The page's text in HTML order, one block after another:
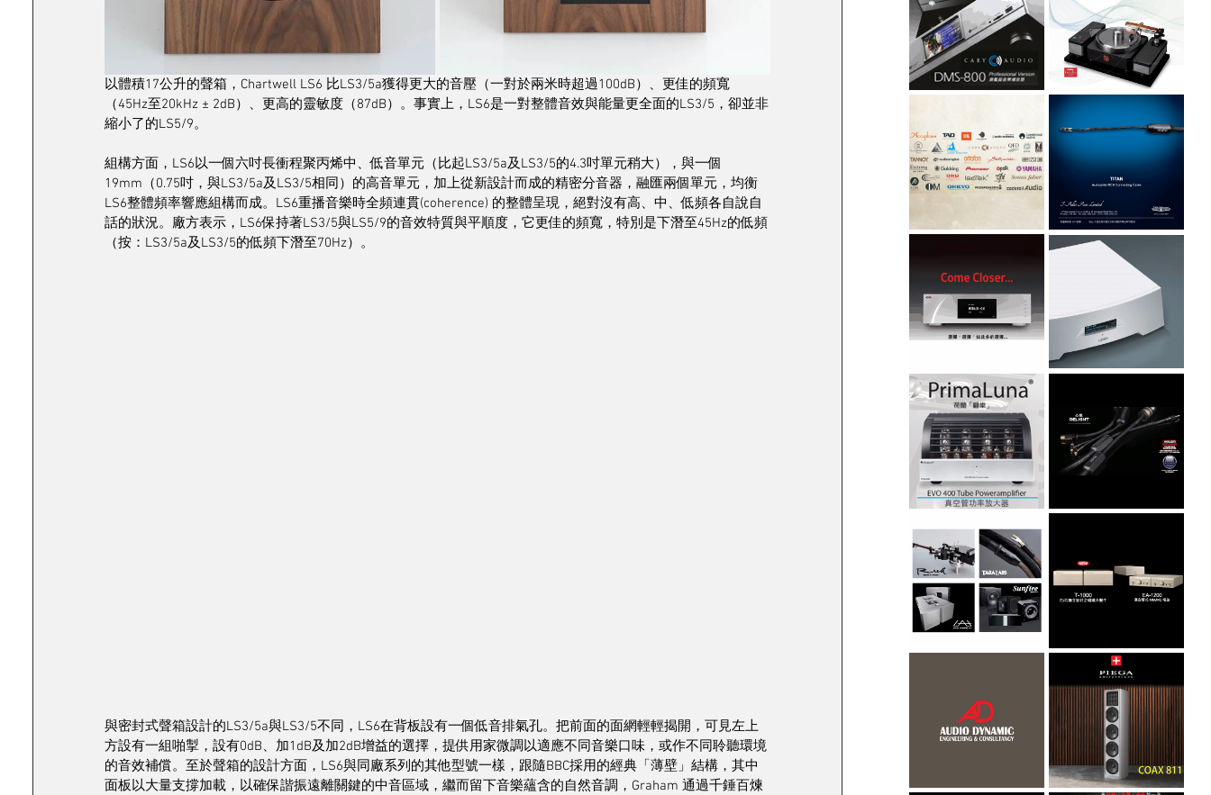
以體積17公升的聲箱，Chartwell LS6 比LS3/5a獲得更大的音壓（一對於兩米時超過100dB）、更佳的頻寬
（45Hz至20kHz ± 2dB）、更高的靈敏度（87dB）。事實上，LS6是一對整體音效與能量更全面的LS3/5，卻並非
縮小了的LS5/9。
組構方面，LS6以一個六吋長衝程聚丙烯中、低音單元（比起LS3/5a及LS3/5的4.3吋單元稍大），與一個
19mm（0.75吋，與LS3/5a及LS3/5相同）的高音單元，加上從新設計而成的精密分音器，融匯兩個單元，均衡
LS6整體頻率響應組構而成。LS6重播音樂時全頻連貫(coherence) 的整體呈現，絕對沒有高、中、低頻各自說自
話的狀況。廠方表示，LS6保持著LS3/5與LS5/9的音效特質與平順度，它更佳的頻寬，特別是下潛至45Hz的低頻
（按：LS3/5a及LS3/5的低頻下潛至70Hz）。
與密封式聲箱設計的LS3/5a與LS3/5不同，LS6在背板設有一個低音排氣孔。把前面的面網輕輕揭開，可見左上
方設有一組啪掣，設有0dB、加1dB及加2dB增益的選擇，提供用家微調以適應不同音樂口味，或作不同聆聽環境
的音效補償。至於聲箱的設計方面，LS6與同廠系列的其他型號一樣，跟隨BBC採用的經典「薄壁」結構，其中
面板以大量支撐加載，以確保諧振遠離關鍵的中音區域，繼而留下音樂蘊含的自然音調，Graham 通過千錘百煉